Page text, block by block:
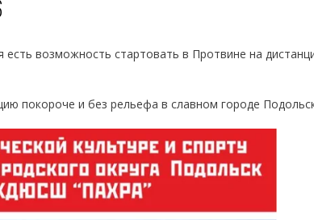
возможность стартовать в Протвине на
покороче и без рельефа в славном городе